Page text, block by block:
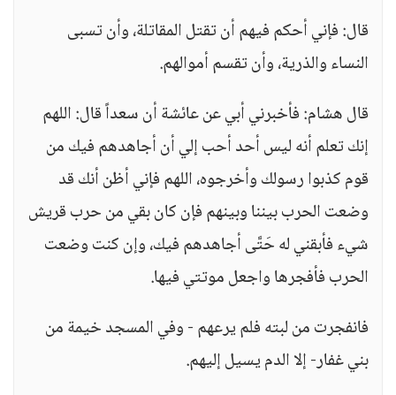
قال: فإني أحكم فيهم أن تقتل المقاتلة، وأن تسبى
النساء والذرية، وأن تقسم أموالهم.
قال هشام: فأخبرني أبي عن عائشة أن سعداً قال: اللهم
إنك تعلم أنه ليس أحد أحب إلي أن أجاهدهم فيك من
قوم كذبوا رسولك وأخرجوه، اللهم فإني أظن أنك قد
وضعت الحرب بيننا وبينهم فإن كان بقي من حرب قريش
شيء فأبقني له حَتَّى أجاهدهم فيك، وإن كنت وضعت
الحرب فأفجرها واجعل موتتي فيها.
فانفجرت من لبته فلم يرعهم - وفي المسجد خيمة من
بني غفار- إلا الدم يسيل إليهم.